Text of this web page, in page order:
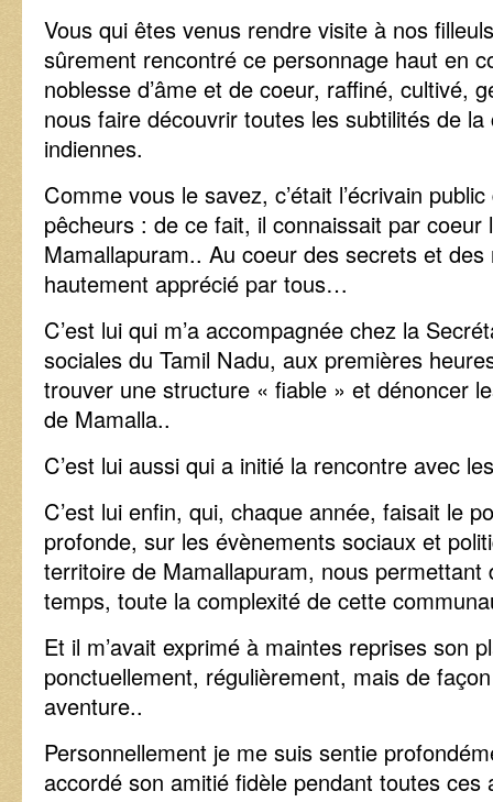
Vous qui êtes venus rendre visite à nos
sûrement rencontré ce personnage haut en
noblesse d’âme et de coeur, raffiné, cultivé,
nous faire découvrir toutes les subtilités de la
indiennes.
Comme vous le savez, c’était l’écrivain
pêcheurs : de ce fait, il connaissait par coeur
Mamallapuram.. Au coeur des secrets et
hautement apprécié par tous…
C’est lui qui m’a accompagnée chez la
sociales du Tamil Nadu, aux premières
trouver une structure « fiable » et dénoncer
de Mamalla..
C’est lui aussi qui a initié la rencontre avec
C’est lui enfin, qui, chaque année, faisait le
profonde, sur les évènements sociaux et
territoire de Mamallapuram, nous permettant
temps, toute la complexité de cette
Et il m’avait exprimé à maintes reprises son
ponctuellement, régulièrement, mais de
aventure..
Personnellement je me suis sentie
accordé son amitié fidèle pendant toutes ces